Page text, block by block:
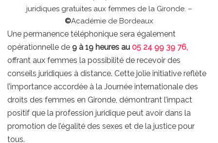
juridiques gratuites aux femmes de la Gironde. –
©Académie de Bordeaux
Une permanence téléphonique sera également
opérationnelle de 9 à 19 heures au 05 24 99 39 76,
offrant aux femmes la possibilité de recevoir des
conseils juridiques à distance. Cette jolie initiative reflète
l’importance accordée à la Journée internationale des
droits des femmes en Gironde, démontrant l’impact
positif que la profession juridique peut avoir dans la
promotion de l’égalité des sexes et de la justice pour
tous.